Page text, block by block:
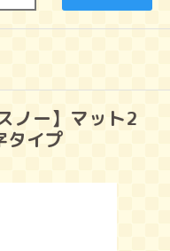
ノー】マット2
タイプ